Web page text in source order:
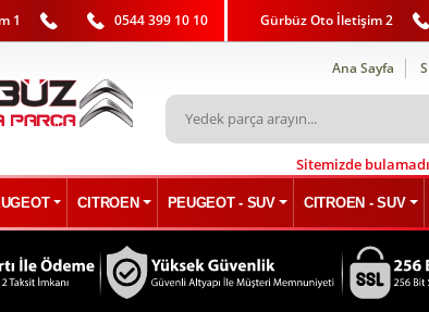
1 0544 399 10 10 Gürbüz Oto İletişim 2
Ana Sayfa
Sitemizde
CITROEN PEUGEOT - SUV CITROEN - SUV